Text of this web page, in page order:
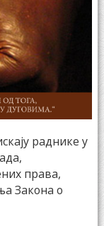
раднике у
права,
Закона о